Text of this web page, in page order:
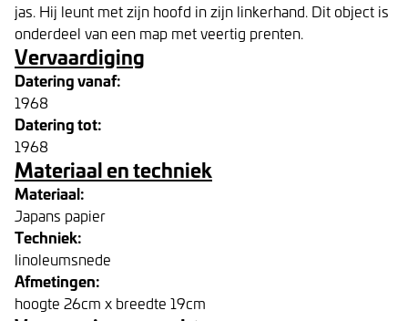
jas. Hij leunt met zijn hoofd in zijn linkerhand. Dit object is
onderdeel van een map met veertig prenten.
Vervaardiging
Datering vanaf:
1968
Datering tot:
1968
Materiaal en techniek
Materiaal:
Japans papier
Techniek:
linoleumsnede
Afmetingen:
hoogte 26cm x breedte 19cm